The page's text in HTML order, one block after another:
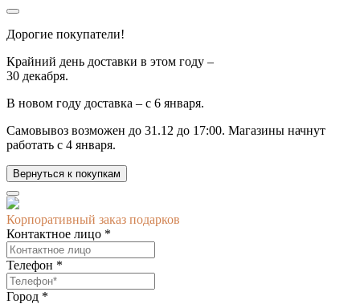
Дорогие покупатели!
Крайний день доставки в этом году –
30 декабря.
В новом году доставка – с 6 января.
Самовывоз возможен до 31.12 до 17:00. Магазины начнут
работать с 4 января.
Вернуться к покупкам
Корпоративный заказ подарков
Контактное лицо *
Телефон *
Город *